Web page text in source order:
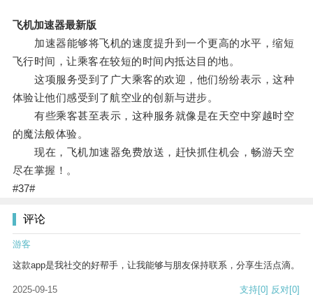
飞机加速器最新版
加速器能够将飞机的速度提升到一个更高的水平，缩短
飞行时间，让乘客在较短的时间内抵达目的地。
这项服务受到了广大乘客的欢迎，他们纷纷表示，这种
体验让他们感受到了航空业的创新与进步。
有些乘客甚至表示，这种服务就像是在天空中穿越时空
的魔法般体验。
现在，飞机加速器免费放送，赶快抓住机会，畅游天空
尽在掌握！。
#37#
评论
游客
这款app是我社交的好帮手，让我能够与朋友保持联系，分享生活点滴。
2025-09-15 支持[0] 反对[0]